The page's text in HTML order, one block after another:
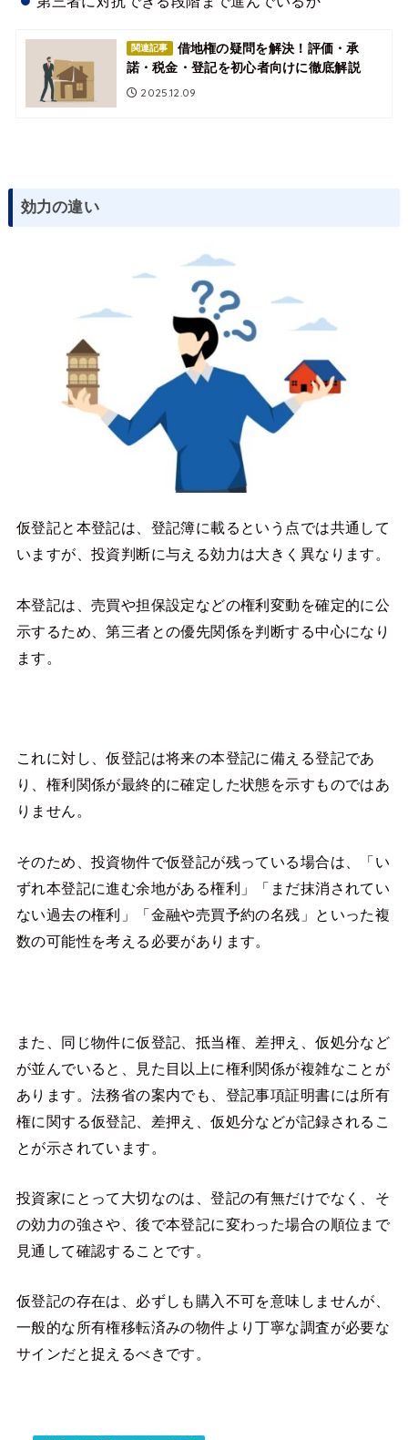
関連記事
借地権の疑問を解決！評価・承
諾・税金・登記を初心者向けに徹底解説
2025.12.09
効力の違い
仮登記と本登記は、登記簿に載るという点では共通して
いますが、投資判断に与える効力は大きく異なります。
本登記は、売買や担保設定などの権利変動を確定的に公
示するため、第三者との優先関係を判断する中心になり
ます。
これに対し、仮登記は将来の本登記に備える登記であ
り、権利関係が最終的に確定した状態を示すものではあ
りません。
そのため、投資物件で仮登記が残っている場合は、「い
ずれ本登記に進む余地がある権利」「まだ抹消されてい
ない過去の権利」「金融や売買予約の名残」といった複
数の可能性を考える必要があります。
また、同じ物件に仮登記、抵当権、差押え、仮処分など
が並んでいると、見た目以上に権利関係が複雑なことが
あります。法務省の案内でも、登記事項証明書には所有
権に関する仮登記、差押え、仮処分などが記録されるこ
とが示されています。
投資家にとって大切なのは、登記の有無だけでなく、そ
の効力の強さや、後で本登記に変わった場合の順位まで
見通して確認することです。
仮登記の存在は、必ずしも購入不可を意味しませんが、
一般的な所有権移転済みの物件より丁寧な調査が必要な
サインだと捉えるべきです。